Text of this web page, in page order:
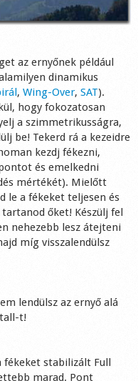
az ernyőnek például
dinamikus
, Wing-Over, SAT).
hogy fokozatosan
a szimmetrikusságra,
be! Tekerd rá a kezeidre
kezdj fékezni,
és emelkedni
mértékét). Mielőtt
le a fékeket teljesen és
őket! Készülj fel
nehezebb lesz átejteni
míg visszalendülsz
lendülsz az ernyő alá
t!
fékeket stabilizált Full
marad. Pont